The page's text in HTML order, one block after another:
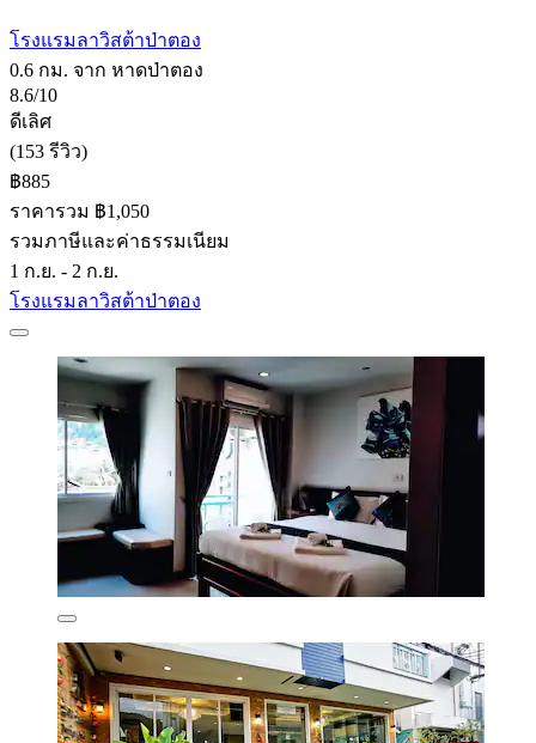
โรงแรมลาวิสต้าป่าตอง
0.6 กม. จาก หาดป่าตอง
8.6/10
ดีเลิศ
(153 รีวิว)
฿885
ราคารวม ฿1,050
รวมภาษีและค่าธรรมเนียม
1 ก.ย. - 2 ก.ย.
โรงแรมลาวิสต้าป่าตอง